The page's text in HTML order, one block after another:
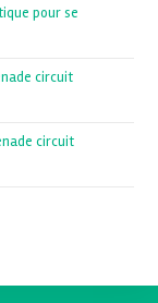
pour se
circuit
circuit